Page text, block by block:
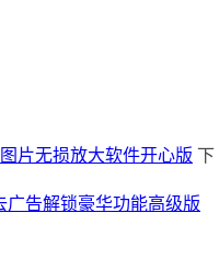
片无损放大软件开心版 下
广告解锁豪华功能高级版